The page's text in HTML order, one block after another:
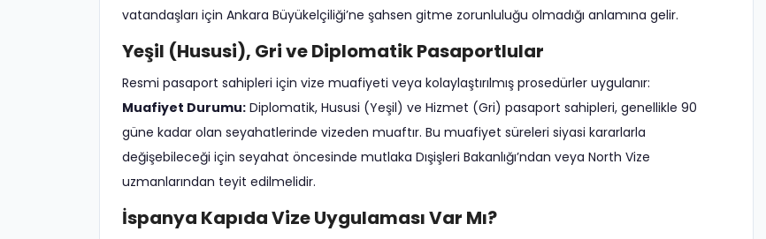
vatandaşları için Ankara Büyükelçiliği’ne şahsen gitme zorunluluğu olmadığı anlamına gelir.
Yeşil (Hususi), Gri ve Diplomatik Pasaportlular
Resmi pasaport sahipleri için vize muafiyeti veya kolaylaştırılmış prosedürler uygulanır:
Muafiyet Durumu: Diplomatik, Hususi (Yeşil) ve Hizmet (Gri) pasaport sahipleri, genellikle 90
güne kadar olan seyahatlerinde vizeden muaftır. Bu muafiyet süreleri siyasi kararlarla
değişebileceği için seyahat öncesinde mutlaka Dışişleri Bakanlığı’ndan veya North Vize
uzmanlarından teyit edilmelidir.
İspanya Kapıda Vize Uygulaması Var Mı?